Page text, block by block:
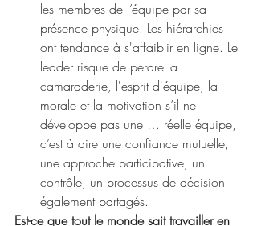
les membres de l’équipe par sa
présence physique. Les hiérarchies
ont tendance à s'affaiblir en ligne. Le
leader risque de perdre la
camaraderie, l'esprit d'équipe, la
morale et la motivation s’il ne
développe pas une … réelle équipe,
c’est à dire une confiance mutuelle,
une approche participative, un
contrôle, un processus de décision
également partagés.
Est-ce que tout le monde sait travailler en